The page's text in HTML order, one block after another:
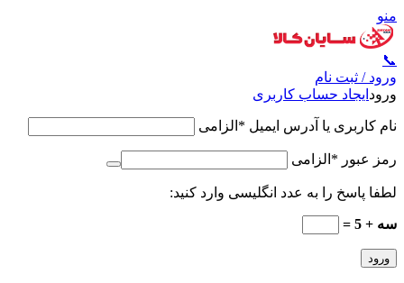
منو
📞
ورود / ثبت نام
ورود ایجاد حساب کاربری
نام کاربری یا آدرس ایمیل * الزامی
رمز عبور * الزامی
لطفا پاسخ را به عدد انگلیسی وارد کنید:
سه + 5 =
ورود